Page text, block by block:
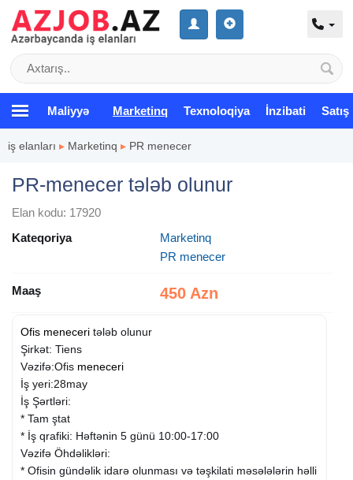
Maliyyə Marketinq Texnoloqiya İnzibati Satış
iş elanları ▸ Marketinq ▸ PR menecer
PR-menecer tələb olunur
Elan kodu: 17920
Kateqoriya
Marketinq
PR menecer
Maaş 450 Azn
Ofis meneceri tələb olunur
Şirkət: Tiens
Vəzifə:Ofis meneceri
İş yeri:28may
İş Şərtləri:
* Tam ştat
* İş qrafiki: Həftənin 5 günü 10:00-17:00
Vəzifə Öhdəlikləri:
* Ofisin gündəlik idarə olunması və təşkilati məsələlərin həlli